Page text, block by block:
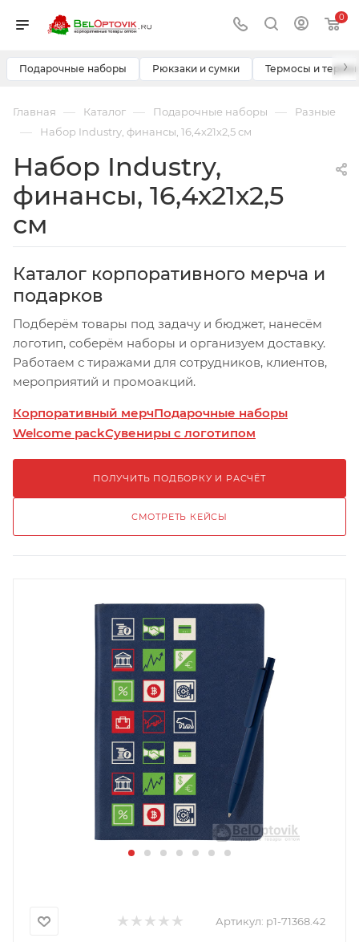
0
Подарочные наборы Рюкзаки и сумки Термосы и ›
Главная — Каталог — Подарочные наборы — Разные
— Набор Industry, финансы, 16,4х21х2,5 см
Набор Industry,
финансы, 16,4х21х2,5
см
Каталог корпоративного мерча и
подарков
Подберём товары под задачу и бюджет, нанесём
логотип, соберём наборы и организуем доставку.
Работаем с тиражами для сотрудников, клиентов,
мероприятий и промоакций.
Корпоративный мерчПодарочные наборы
Welcome packСувениры с логотипом
ПОЛУЧИТЬ ПОДБОРКУ И РАСЧЁТ
СМОТРЕТЬ КЕЙСЫ
Артикул: p1-71368.42